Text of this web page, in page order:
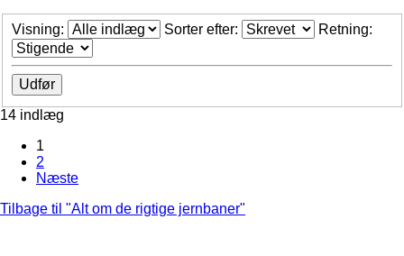
Visning: Sorter efter: Retning:
14 indlæg
1
2
Næste
Tilbage til "Alt om de rigtige jernbaner"